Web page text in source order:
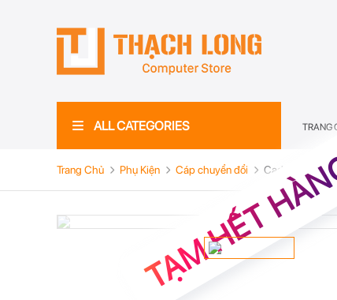
ALL CATEGORIES TRANG
Trang Chủ Phụ Kiện Cáp chuyển đổi Caddy Bay
TẠM HẾT